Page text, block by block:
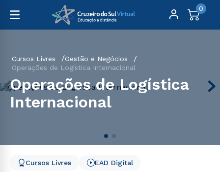
0
Cursos Livres
Gestão e Negócios
Operações de Logística Internacional
Operações de Logística
Internacional
Cursos Livres EAD Digital